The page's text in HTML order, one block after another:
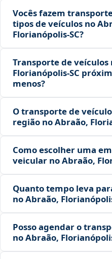
Vocês fazem
tipos de veículos no
Florianópolis‑SC?
Transporte de veículos
Florianópolis‑SC
menos?
O transporte de
região no Abraão,
Como escolher uma
veicular no Abraão,
Quanto tempo leva
no Abraão,
Posso agendar o
no Abraão,